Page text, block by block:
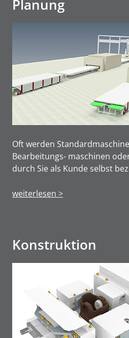
Planung
Oft werden
Bearbeitungs- maschinen
durch Sie als Kunde selbst
weiterlesen >
Konstruktion